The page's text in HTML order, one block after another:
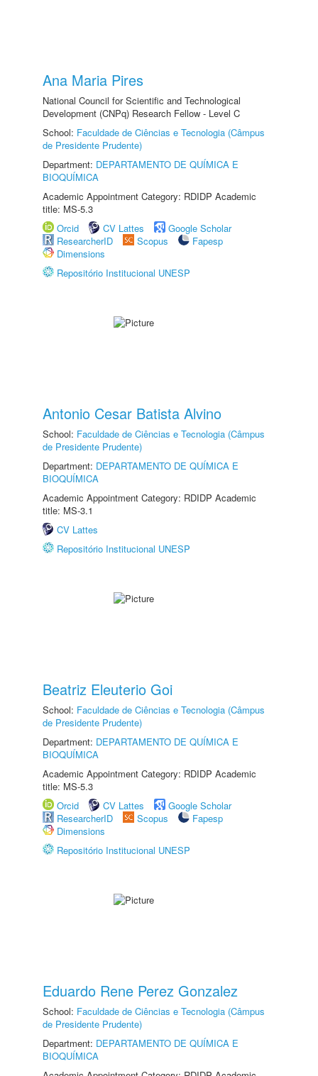
Ana Maria Pires
National Council for Scientific and Technological
Development (CNPq) Research Fellow - Level C
School: Faculdade de Ciências e Tecnologia (Câmpus
de Presidente Prudente)
Department: DEPARTAMENTO DE QUÍMICA E
BIOQUÍMICA
Academic Appointment Category: RDIDP Academic
title: MS-5.3
Orcid
CV Lattes
Google Scholar
ResearcherID
Scopus
Fapesp
Dimensions
Repositório Institucional UNESP
Antonio Cesar Batista Alvino
School: Faculdade de Ciências e Tecnologia (Câmpus
de Presidente Prudente)
Department: DEPARTAMENTO DE QUÍMICA E
BIOQUÍMICA
Academic Appointment Category: RDIDP Academic
title: MS-3.1
CV Lattes
Repositório Institucional UNESP
Beatriz Eleuterio Goi
School: Faculdade de Ciências e Tecnologia (Câmpus
de Presidente Prudente)
Department: DEPARTAMENTO DE QUÍMICA E
BIOQUÍMICA
Academic Appointment Category: RDIDP Academic
title: MS-5.3
Orcid
CV Lattes
Google Scholar
ResearcherID
Scopus
Fapesp
Dimensions
Repositório Institucional UNESP
Eduardo Rene Perez Gonzalez
School: Faculdade de Ciências e Tecnologia (Câmpus
de Presidente Prudente)
Department: DEPARTAMENTO DE QUÍMICA E
BIOQUÍMICA